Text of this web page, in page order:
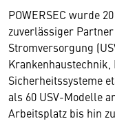
POWERSEC wurde
zuverlässiger
Stromversorgung
Sicherheitssysteme
als 60 USV-Modelle
Arbeitsplatz bis hin